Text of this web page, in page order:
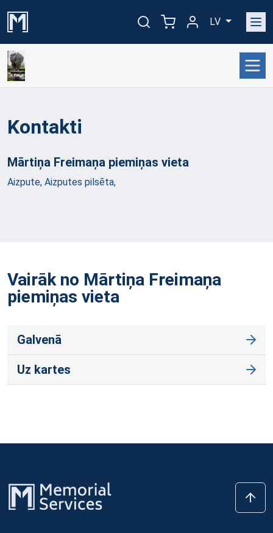
LV
Kontakti
Mārtiņa Freimaņa piemiņas vieta
Aizpute, Aizputes pilsēta,
Vairāk no Mārtiņa Freimaņa
piemiņas vieta
Galvenā
Uz kartes